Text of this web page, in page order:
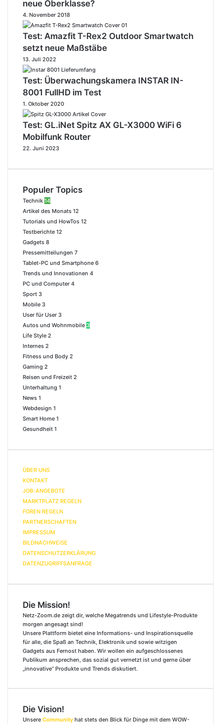
neue Oberklasse?
4. November 2018
Test: Amazfit T-Rex2 Outdoor Smartwatch
setzt neue Maßstäbe
13. Juli 2022
Test: Überwachungskamera INSTAR IN-
8001 FullHD im Test
1. Oktober 2020
Test: GL.iNet Spitz AX GL-X3000 WiFi 6
Mobilfunk Router
22. Juni 2023
Populer Topics
Technik 14
Artikel des Monats 12
Tutorials und HowTos 12
Testberichte 12
Gadgets 8
Pressemitteilungen 7
Tablet-PC und Smartphone 6
Trends und Innovationen 4
PC und Computer 4
Sport 3
Mobile 3
User für User 3
Autos und Wohnmobile 3
Life Style 2
Internes 2
Fitness und Body 2
Gaming 2
Reisen und Freizeit 2
Unterhaltung 1
News 1
Webdesign 1
Smart Home 1
Gesundheit 1
ÜBER UNS
KONTAKT
JOB-ANGEBOTE
MARKTPLATZ REGELN
FOREN REGELN
PARTNERSCHAFTEN
IMPRESSUM
BILDNACHWEISE
DATENSCHUTZERKLÄRUNG
DATENZUGRIFFSANFRAGE
Die Mission!
Netz-Zoom.de zeigt dir, welche Megatrends und Lifestyle-Produkte
morgen angesagt sind!
Unsere Plattform bietet eine Informations- und Inspirationsquelle
für alle, die Spaß an Technik, Elektronik und sowie witzigen
Gadgets aus Fernost haben. Wir wollen ein aufgeschlossenes
Publikum ansprechen, das sozial gut vernetzt ist und gerne über
„innovative“ Produkte und Trends diskutiert.
Die Vision!
Unsere Community hat stets den Blick für Dinge mit dem WOW-